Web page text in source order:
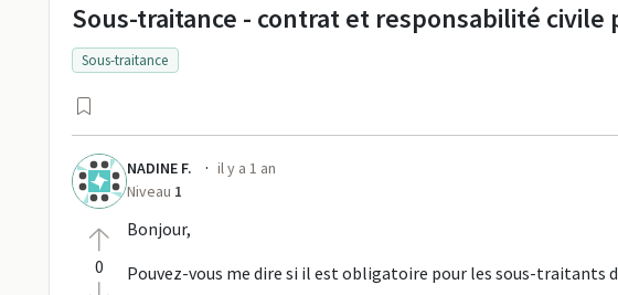
Sous-traitance - contrat et responsabilité
Sous-traitance
0
NADINE F. · il y a 1 an
Niveau 1
Bonjour,
Pouvez-vous me dire si il est obligatoire pour les sous-